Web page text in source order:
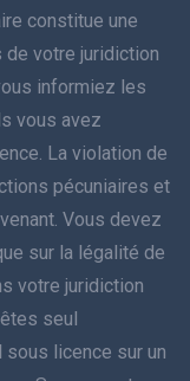
constitue une
votre juridiction
informiez les
vous avez
La violation de
pécuniaires et
Vous devez
sur la légalité de
votre juridiction
seul
licence sur un